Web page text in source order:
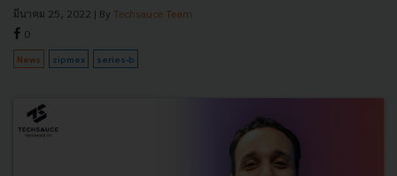
มีนาคม 25, 2022 | By Techsauce Team
0
News zipmex series-b